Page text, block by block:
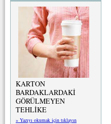
KARTON
BARDAKLARDAKİ
GÖRÜLMEYEN
TEHLİKE
» Yazıyı okumak için tıklayın